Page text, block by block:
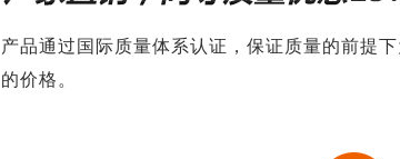
产品通过国际质量体系认证，保证质量的前提
的价格。